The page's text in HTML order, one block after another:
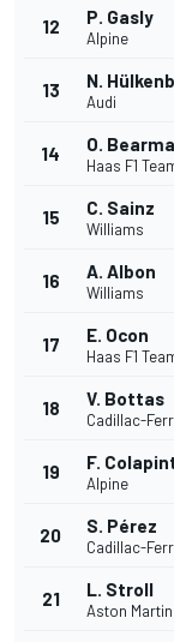
12 P. Gasly
Alpine
13 N.
Audi
14 O.
Haas F1
15 C. Sainz
Williams
16 A. Albon
Williams
17 E. Ocon
Haas F1
18 V. Bottas
Cadillac-
19 F.
Alpine
20 S. Pérez
Cadillac-
21 L. Stroll
Aston